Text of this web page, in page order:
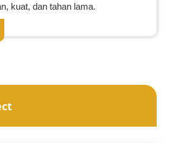
kuat, dan tahan lama.